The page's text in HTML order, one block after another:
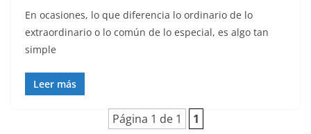
En ocasiones, lo que diferencia lo ordinario de lo
extraordinario o lo común de lo especial, es algo tan
simple
Leer más
Página 1 de 1 1